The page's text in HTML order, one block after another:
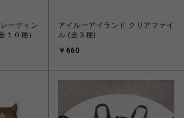
ーディン
１０種）
アイルーアイランド クリアファイ
ル (全３種)
￥660